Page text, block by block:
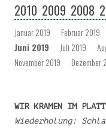
2010 2009 2008
Januar 2019 Februar 2019
Juni 2019
Juli 2019
November 2019
Dezember
WIR KRAMEN IM
Wiederholung: